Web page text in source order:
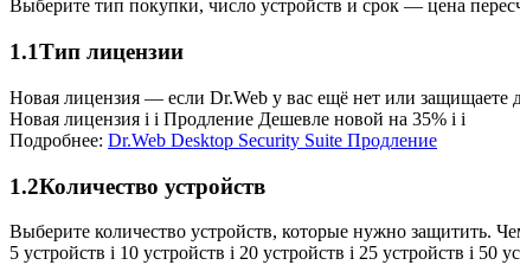
Выберите тип покупки, число устройств и срок — цена
1.1Тип лицензии
Новая лицензия — если Dr.Web у вас ещё нет или защищаете
Новая лицензия i i Продление Дешевле новой на 35% i i
Подробнее: Dr.Web Desktop Security Suite Продление
1.2Количество устройств
Выберите количество устройств, которые нужно защитить.
5 устройств i 10 устройств i 20 устройств i 25 устройств i 50